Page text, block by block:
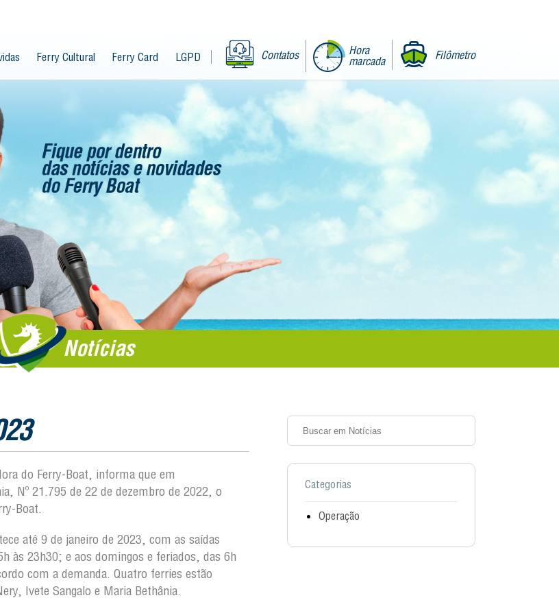
Contatos
Hora
marcada
Filômetro
Ferry Cultural Ferry Card LGPD
Notícias
do Ferry-Boat, informa que em
Nº 21.795 de 22 de dezembro de 2022, o
Boat.
até 9 de janeiro de 2023, com as saídas
às 23h30; e aos domingos e feriados, das 6h
com a demanda. Quatro ferries estão
Ivete Sangalo e Maria Bethânia.
Categorias
Operação